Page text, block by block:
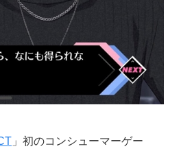
」初のコンシューマーゲー